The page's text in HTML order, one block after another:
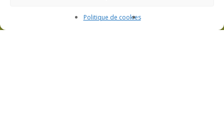
Politique de cookies